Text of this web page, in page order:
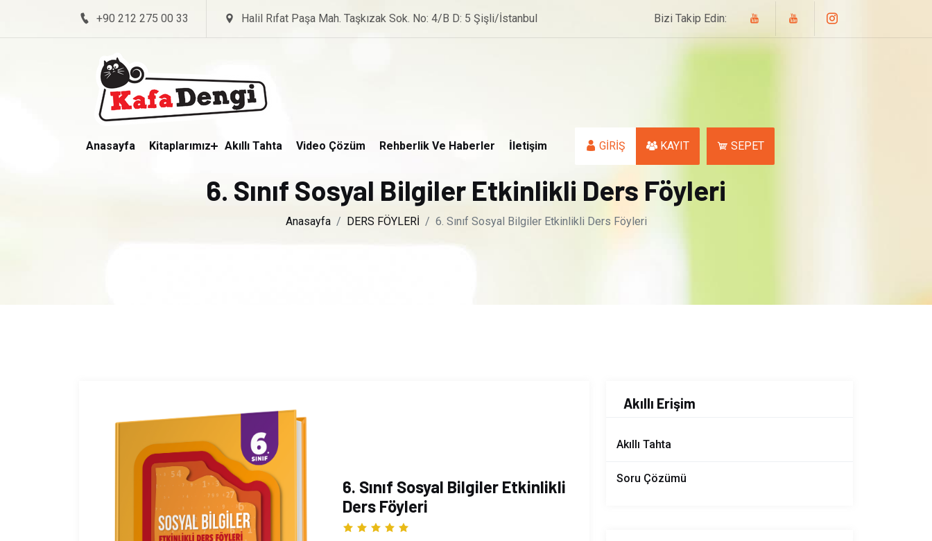
+90 212 275 00 33 Halil Rıfat Paşa Mah. Taşkızak Sok. No: 4/B D: 5 Şişli/İstanbul Bizi Takip Edin:
Anasayfa Kitaplarımız Akıllı Tahta Video Çözüm Rehberlik Ve Haberler İletişim GİRİŞ KAYIT SEPET
6. Sınıf Sosyal Bilgiler Etkinlikli Ders Föyleri
Anasayfa DERS FÖYLERİ 6. Sınıf Sosyal Bilgiler Etkinlikli Ders Föyleri
6. Sınıf Sosyal Bilgiler Etkinlikli
Ders Föyleri
Akıllı Erişim
Akıllı Tahta
Soru Çözümü